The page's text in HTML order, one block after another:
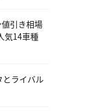
値引き相場
気14車種
とライバル